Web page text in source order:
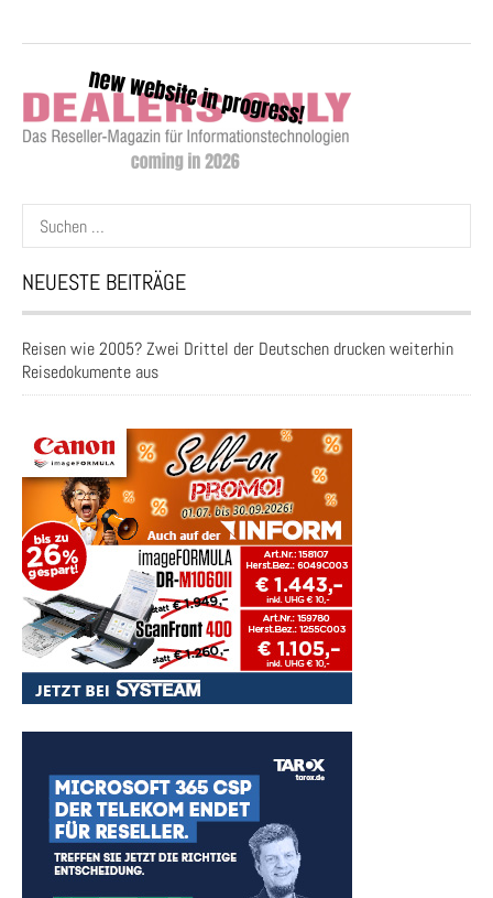
Suchen
nach:
NEUESTE BEITRÄGE
Reisen wie 2005? Zwei Drittel der Deutschen drucken weiterhin
Reisedokumente aus